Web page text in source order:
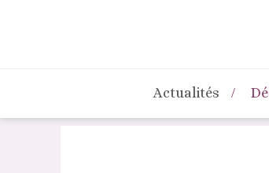
Actualités